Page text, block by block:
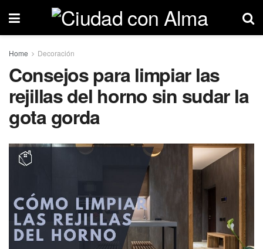
Home Decoración
Consejos para limpiar las
rejillas del horno sin sudar la
gota gorda